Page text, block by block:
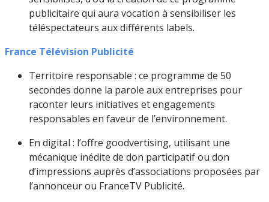
publicitaire qui aura vocation à sensibiliser les
téléspectateurs aux différents labels.
France Télévision Publicité
Territoire responsable : ce programme de 50
secondes donne la parole aux entreprises pour
raconter leurs initiatives et engagements
responsables en faveur de l’environnement.
En digital : l’offre goodvertising, utilisant une
mécanique inédite de don participatif ou don
d’impressions auprès d’associations proposées par
l’annonceur ou FranceTV Publicité.